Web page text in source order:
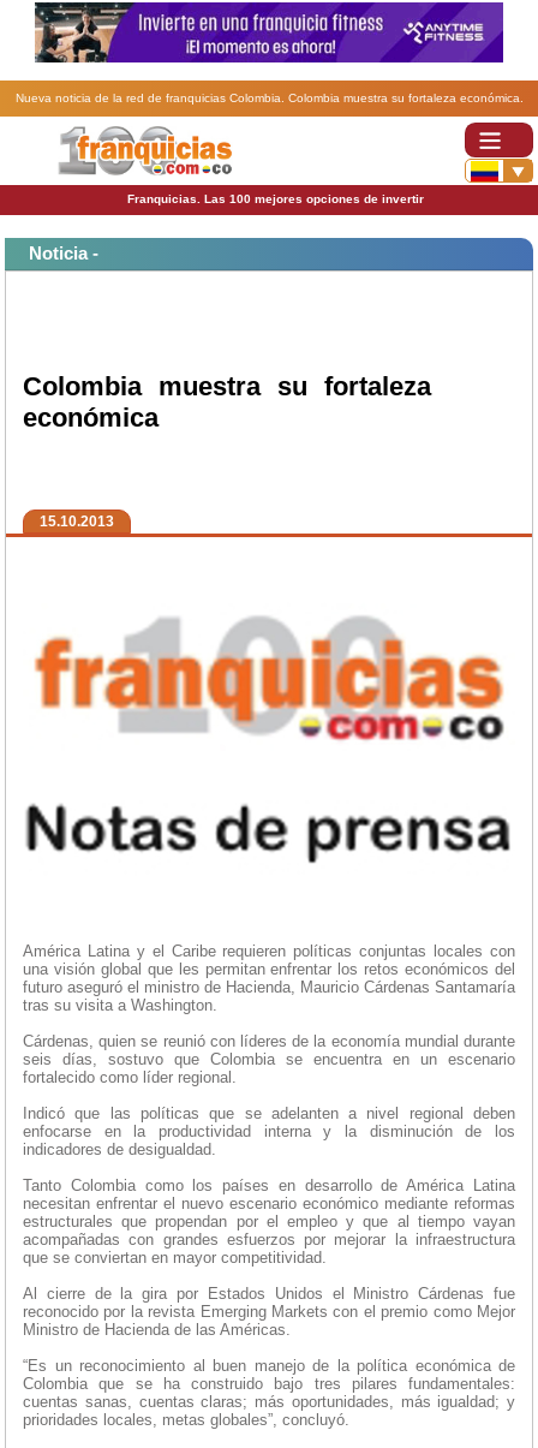
Nueva noticia de la red de franquicias Colombia. Colombia muestra su fortaleza económica.
Franquicias. Las 100 mejores opciones de invertir
Noticia -
Colombia muestra su fortaleza
económica
15.10.2013
América Latina y el Caribe requieren políticas conjuntas locales con
una visión global que les permitan enfrentar los retos económicos del
futuro aseguró el ministro de Hacienda, Mauricio Cárdenas Santamaría
tras su visita a Washington.
Cárdenas, quien se reunió con líderes de la economía mundial durante
seis días, sostuvo que Colombia se encuentra en un escenario
fortalecido como líder regional.
Indicó que las políticas que se adelanten a nivel regional deben
enfocarse en la productividad interna y la disminución de los
indicadores de desigualdad.
Tanto Colombia como los países en desarrollo de América Latina
necesitan enfrentar el nuevo escenario económico mediante reformas
estructurales que propendan por el empleo y que al tiempo vayan
acompañadas con grandes esfuerzos por mejorar la infraestructura
que se conviertan en mayor competitividad.
Al cierre de la gira por Estados Unidos el Ministro Cárdenas fue
reconocido por la revista Emerging Markets con el premio como Mejor
Ministro de Hacienda de las Américas.
“Es un reconocimiento al buen manejo de la política económica de
Colombia que se ha construido bajo tres pilares fundamentales:
cuentas sanas, cuentas claras; más oportunidades, más igualdad; y
prioridades locales, metas globales”, concluyó.